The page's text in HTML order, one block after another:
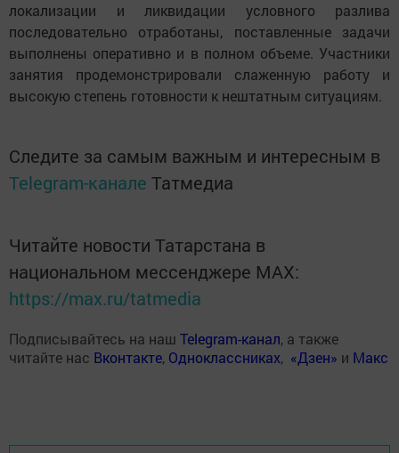
локализации и ликвидации условного разлива
последовательно отработаны, поставленные задачи
выполнены оперативно и в полном объеме. Участники
занятия продемонстрировали слаженную работу и
высокую степень готовности к нештатным ситуациям.
Следите за самым важным и интересным в
Telegram-канале Татмедиа
Читайте новости Татарстана в
национальном мессенджере MАХ:
https://max.ru/tatmedia
Подписывайтесь на наш Telegram-канал, а также
читайте нас Вконтакте, Одноклассниках, «Дзен» и Макс